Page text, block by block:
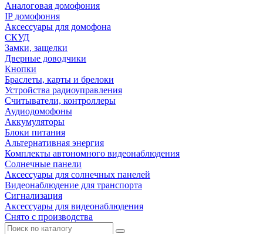
Аналоговая домофония
IP домофония
Аксессуары для домофона
СКУД
Замки, защелки
Дверные доводчики
Кнопки
Браслеты, карты и брелоки
Устройства радиоуправления
Считыватели, контроллеры
Аудиодомофоны
Аккумуляторы
Блоки питания
Альтернативная энергия
Комплекты автономного видеонаблюдения
Солнечные панели
Аксессуары для солнечных панелей
Видеонаблюдение для транспорта
Сигнализация
Аксессуары для видеонаблюдения
Снято с производства